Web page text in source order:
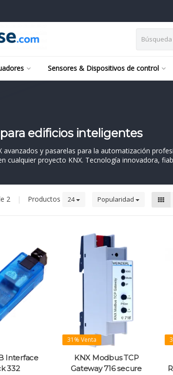
Sensores & Dispositivos de control
edificios inteligentes
y pasarelas para la automatización
cualquier proyecto KNX. Tecnología innovadora,
2 | Productos 24 Popularidad
Interface
332
31% Venta
KNX Modbus TCP
Gateway 716 secure